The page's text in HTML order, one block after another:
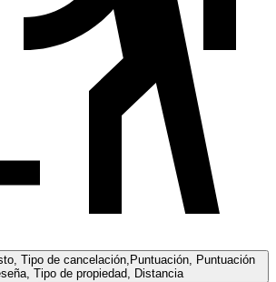
Tipo de cancelación,Puntuación, Puntuación
Tipo de propiedad, Distancia